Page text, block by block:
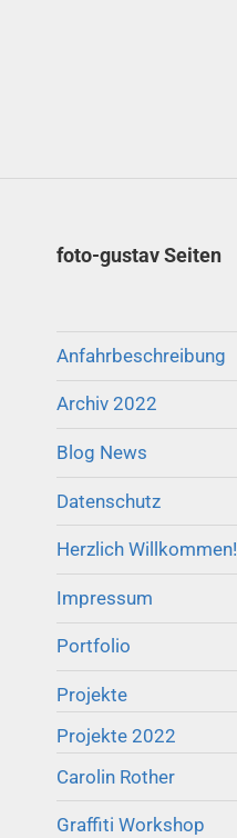
foto-gustav Seiten
Anfahrbeschreibung
Archiv 2022
Blog News
Datenschutz
Herzlich Willkommen!
Impressum
Portfolio
Projekte
Projekte 2022
Carolin Rother
Graffiti Workshop